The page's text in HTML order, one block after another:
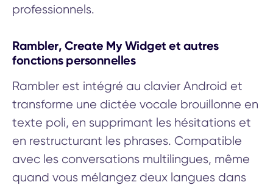
professionnels.
Rambler, Create My Widget et autres
fonctions personnelles
Rambler est intégré au clavier Android et
transforme une dictée vocale brouillonne en
texte poli, en supprimant les hésitations et
en restructurant les phrases. Compatible
avec les conversations multilingues, même
quand vous mélangez deux langues dans